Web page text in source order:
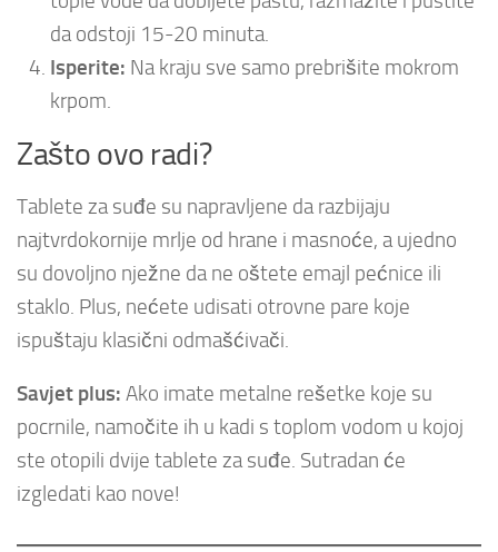
da odstoji 15-20 minuta.
Isperite: Na kraju sve samo prebrišite mokrom
krpom.
Zašto ovo radi?
Tablete za suđe su napravljene da razbijaju
najtvrdokornije mrlje od hrane i masnoće, a ujedno
su dovoljno nježne da ne oštete emajl pećnice ili
staklo. Plus, nećete udisati otrovne pare koje
ispuštaju klasični odmašćivači.
Savjet plus: Ako imate metalne rešetke koje su
pocrnile, namočite ih u kadi s toplom vodom u kojoj
ste otopili dvije tablete za suđe. Sutradan će
izgledati kao nove!